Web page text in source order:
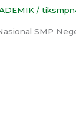
/
SMP